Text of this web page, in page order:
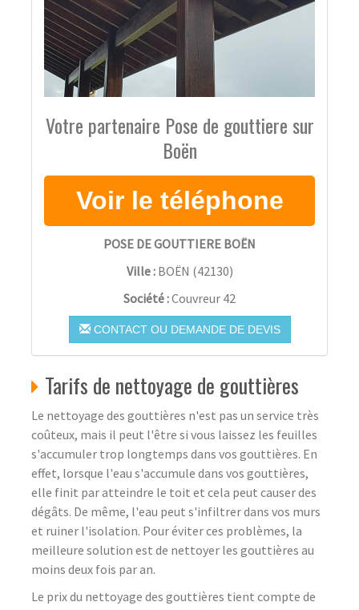
Votre partenaire Pose de gouttiere sur
Boën
POSE DE GOUTTIERE BOËN
Ville : BOËN (42130)
Société :Couvreur 42
CONTACT OU DEMANDE DE DEVIS
Tarifs de nettoyage de gouttières
Le nettoyage des gouttières n'est pas un service très
coûteux, mais il peut l'être si vous laissez les feuilles
s'accumuler trop longtemps dans vos gouttières. En
effet, lorsque l'eau s'accumule dans vos gouttières,
elle finit par atteindre le toit et cela peut causer des
dégâts. De même, l'eau peut s'infiltrer dans vos murs
et ruiner l'isolation. Pour éviter ces problèmes, la
meilleure solution est de nettoyer les gouttières au
moins deux fois par an.
Le prix du nettoyage des gouttières tient compte de